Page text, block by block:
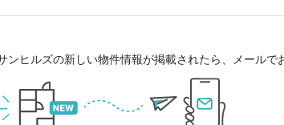
ヒルズの新しい物件情報が掲載されたら、メールで